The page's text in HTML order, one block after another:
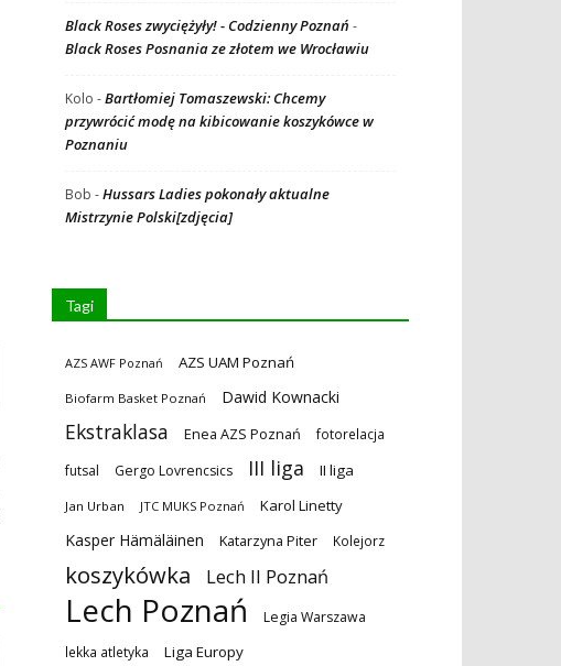
Black Roses zwyciężyły! - Codzienny Poznań -
Black Roses Posnania ze złotem we Wrocławiu
Kolo -Bartłomiej Tomaszewski: Chcemy
przywrócić modę na kibicowanie koszykówce w
Poznaniu
Bob -Hussars Ladies pokonały aktualne
Mistrzynie Polski[zdjęcia]
Tagi
AZS AWF Poznań AZS UAM Poznań
Biofarm Basket Poznań Dawid Kownacki
Ekstraklasa Enea AZS Poznań fotorelacja
futsal Gergo Lovrencsics III liga II liga
Jan Urban JTC MUKS Poznań Karol Linetty
Kasper Hämäläinen Katarzyna Piter Kolejorz
koszykówka Lech II Poznań
Lech Poznań Legia Warszawa
lekka atletyka Liga Europy